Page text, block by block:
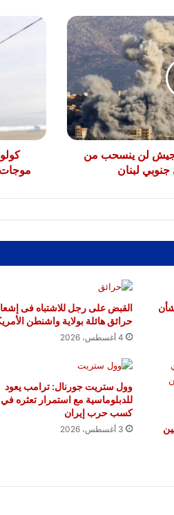
الجيش لن ينسحب من
لبنان
كولومبيا
تسونامي
في
مناطق
سواحلها
القبض على رجل للاشتباه فى
حرائق هائلة بولاية واشنطن
4 أغسطس، 2026
وول ستريت جورنال: ترامب يعود
للدبلوماسية مع استمرار تعثره في
كسب حرب إيران
3 أغسطس، 2026